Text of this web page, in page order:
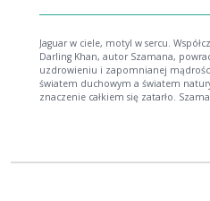
Jaguar w ciele, motyl w sercu.
Darling Khan, autor Szamana,
uzdrowieniu i zapomnianej mądrości. Szamanizm - czyli pośredniczenie
światem duchowym a światem
znaczenie całkiem się zatarło.
szamanizmu, szukając uzdrowienia